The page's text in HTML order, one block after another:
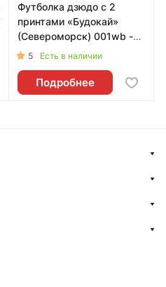
Футболка дзюдо с 2
принтами «Будокай»
(Североморск) 001wb -
525 Есть в наличии
Подробнее